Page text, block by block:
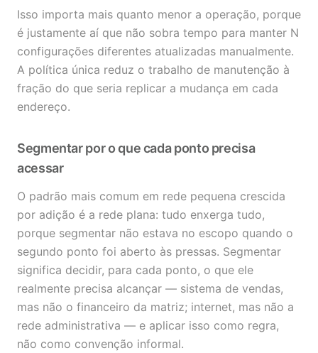
Isso importa mais quanto menor a operação, porque
é justamente aí que não sobra tempo para manter N
configurações diferentes atualizadas manualmente.
A política única reduz o trabalho de manutenção à
fração do que seria replicar a mudança em cada
endereço.
Segmentar por o que cada ponto precisa
acessar
O padrão mais comum em rede pequena crescida
por adição é a rede plana: tudo enxerga tudo,
porque segmentar não estava no escopo quando o
segundo ponto foi aberto às pressas. Segmentar
significa decidir, para cada ponto, o que ele
realmente precisa alcançar — sistema de vendas,
mas não o financeiro da matriz; internet, mas não a
rede administrativa — e aplicar isso como regra,
não como convenção informal.